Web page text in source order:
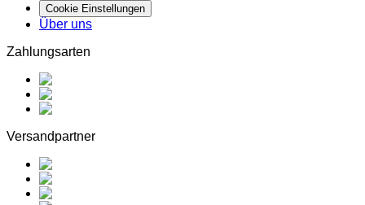
Cookie Einstellungen
Über uns
Zahlungsarten
Versandpartner